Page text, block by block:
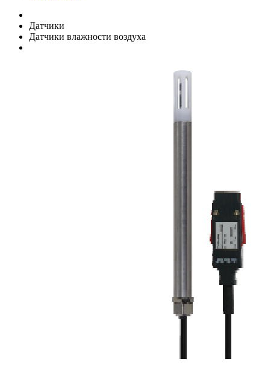
Датчики
Датчики влажности воздуха